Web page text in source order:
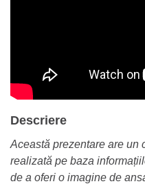
Descriere
Această prezentare are un
realizată pe baza
de a oferi o imagine de